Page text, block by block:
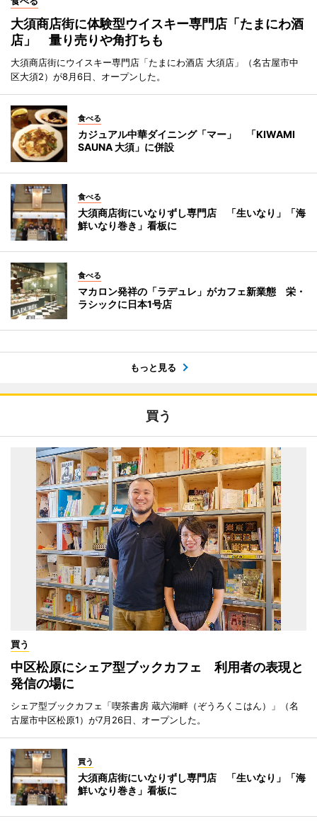
大須商店街に体験型ウイスキー専門店「たまにわ酒
店」 量り売りや角打ちも
大須商店街にウイスキー専門店「たまにわ酒店 大須店」（名古屋市中
区大須2）が8月6日、オープンした。
食べる
カジュアル中華ダイニング「マー」 「KIWAMI
SAUNA 大須」に併設
食べる
大須商店街にいなりずし専門店 「生いなり」「海
鮮いなり巻き」看板に
食べる
マカロン発祥の「ラデュレ」がカフェ新業態 栄・
ラシックに日本1号店
もっと見る
買う
買う
中区松原にシェア型ブックカフェ 利用者の表現と
発信の場に
シェア型ブックカフェ「喫茶書房 蔵六湖畔（ぞうろくこはん）」（名
古屋市中区松原1）が7月26日、オープンした。
買う
大須商店街にいなりずし専門店 「生いなり」「海
鮮いなり巻き」看板に